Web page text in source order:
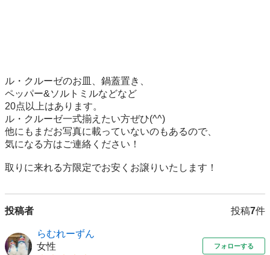
ル・クルーゼのお皿、鍋蓋置き、
ペッパー&ソルトミルなどなど
20点以上はあります。
ル・クルーゼ一式揃えたい方ぜひ(^^)
他にもまだお写真に載っていないのもあるので、
気になる方はご連絡ください！
取りに来れる方限定でお安くお譲りいたします！
投稿者 投稿7件
らむれーずん
女性
フォローする